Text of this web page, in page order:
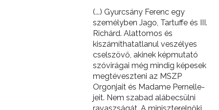
(...) Gyurcsány Ferenc egy
személyben Jago, Tartuffe és III.
Richárd. Alattomos és
kiszámíthatatlanul veszélyes
cselszövő, akinek képmutató
szóvirágai még mindig képesek
megtéveszteni az MSZP
Orgonjait és Madame Pernelle-
jeit. Nem szabad alábecsülni